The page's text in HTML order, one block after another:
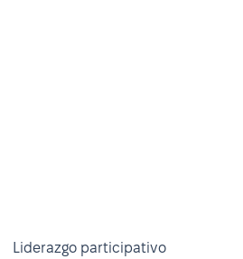
Liderazgo participativo